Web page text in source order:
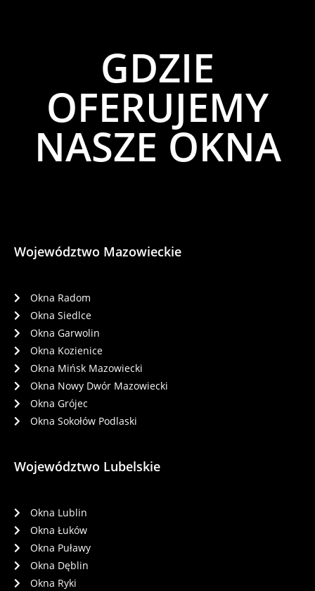
GDZIE
OFERUJEMY
NASZE OKNA
Województwo Mazowieckie
Okna Radom
Okna Siedlce
Okna Garwolin
Okna Kozienice
Okna Mińsk Mazowiecki
Okna Nowy Dwór Mazowiecki
Okna Grójec
Okna Sokołów Podlaski
Województwo Lubelskie
Okna Lublin
Okna Łuków
Okna Puławy
Okna Dęblin
Okna Ryki